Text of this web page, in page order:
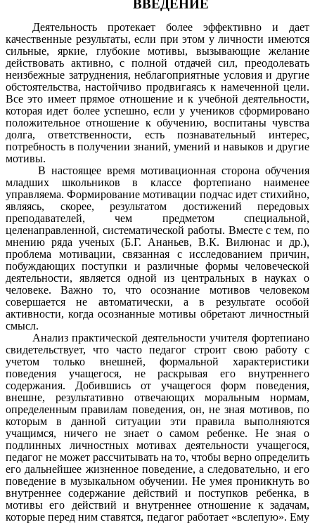
ВВЕДЕНИЕ
Деятельность протекает более эффективно и дает
качественные результаты, если при этом у личности имеются
сильные, яркие, глубокие мотивы, вызывающие желание
действовать активно, с полной отдачей сил, преодолевать
неизбежные затруднения, неблагоприятные условия и другие
обстоятельства, настойчиво продвигаясь к намеченной цели.
Все это имеет прямое отношение и к учебной деятельности,
которая идет более успешно, если у учеников сформировано
положительное отношение к обучению, воспитаны чувства
долга, ответственности, есть познавательный интерес,
потребность в получении знаний, умений и навыков и другие
мотивы.
В настоящее время мотивационная сторона обучения
младших школьников в классе фортепиано наименее
управляема. Формирование мотивации подчас идет стихийно,
являясь, скорее, результатом достижений передовых
преподавателей, чем предметом специальной,
целенаправленной, систематической работы. Вместе с тем, по
мнению ряда ученых (Б.Г. Ананьев, В.К. Вилюнас и др.),
проблема мотивации, связанная с исследованием причин,
побуждающих поступки и различные формы человеческой
деятельности, является одной из центральных в науках о
человеке. Важно то, что осознание мотивов человеком
совершается не автоматически, а в результате особой
активности, когда осознанные мотивы обретают личностный
смысл.
Анализ практической деятельности учителя фортепиано
свидетельствует, что часто педагог строит свою работу с
учетом только внешней, формальной характеристики
поведения учащегося, не раскрывая его внутреннего
содержания. Добившись от учащегося форм поведения,
внешне, результативно отвечающих моральным нормам,
определенным правилам поведения, он, не зная мотивов, по
которым в данной ситуации эти правила выполняются
учащимся, ничего не знает о самом ребенке. Не зная о
подлинных личностных мотивах деятельности учащегося,
педагог не может рассчитывать на то, чтобы верно определить
его дальнейшее жизненное поведение, а следовательно, и его
поведение в музыкальном обучении. Не умея проникнуть во
внутреннее содержание действий и поступков ребенка, в
мотивы его действий и внутреннее отношение к задачам,
которые перед ним ставятся, педагог работает «вслепую». Ему